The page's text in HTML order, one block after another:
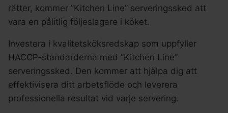
rätter, kommer ”Kitchen Line” serveringssked att
vara en pålitlig följeslagare i köket.
Investera i kvalitetsköksredskap som uppfyller
HACCP-standarderna med ”Kitchen Line”
serveringssked. Den kommer att hjälpa dig att
effektivisera ditt arbetsflöde och leverera
professionella resultat vid varje servering.